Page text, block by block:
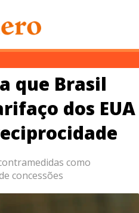
que Brasil
dos EUA
como
concessões